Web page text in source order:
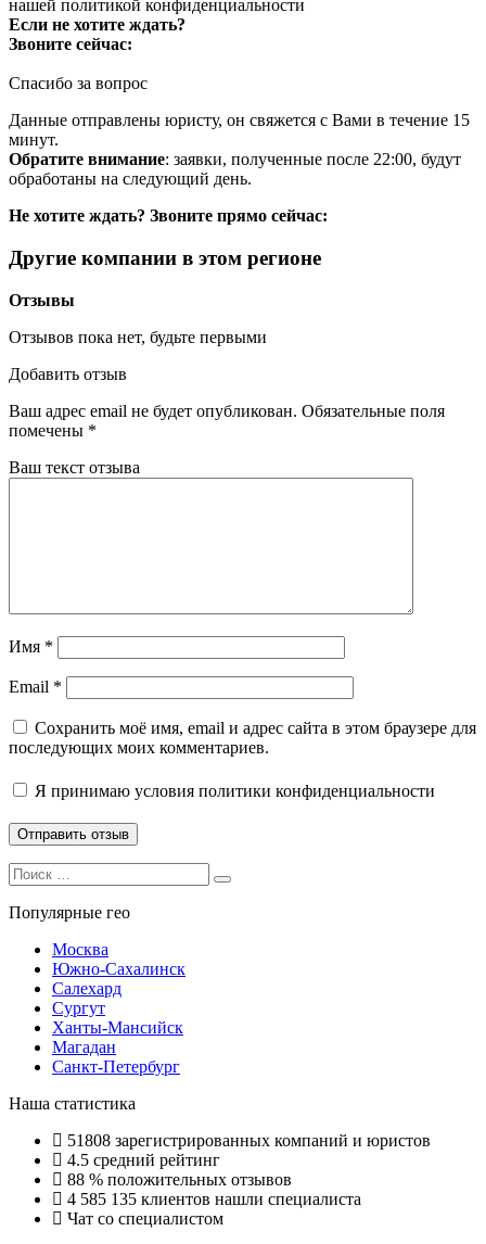
нашей политикой конфиденциальности
Если не хотите ждать?
Звоните сейчас:
Спасибо за вопрос
Данные отправлены юристу, он свяжется с Вами в течение 15
минут.
Обратите внимание: заявки, полученные после 22:00, будут
обработаны на следующий день.
Не хотите ждать? Звоните прямо сейчас:
Другие компании в этом регионе
Отзывы
Отзывов пока нет, будьте первыми
Добавить отзыв
Ваш адрес email не будет опубликован. Обязательные поля
помечены *
Ваш текст отзыва
Имя *
Email *
Сохранить моё имя, email и адрес сайта в этом браузере для
последующих моих комментариев.
Я принимаю условия политики конфиденциальности
Search
for:
Search
Популярные гео
Москва
Южно-Сахалинск
Салехард
Сургут
Ханты-Мансийск
Магадан
Санкт-Петербург
Наша статистика
51808 зарегистрированных компаний и юристов
4.5 средний рейтинг
88 % положительных отзывов
4 585 135 клиентов нашли специалиста
Чат со специалистом